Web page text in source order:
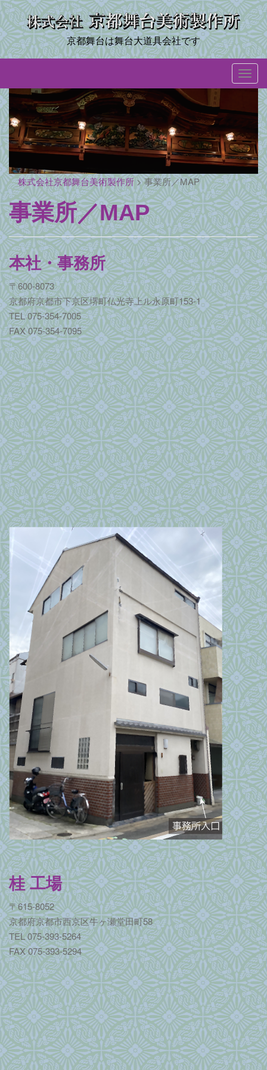
Skip
to
content
京都舞台は舞台大道具会社です
T
o
l
e
n
a
v
i
g
a
t
i
o
n
株式会社京都舞台美術製作所>事業所／MAP
事業所／MAP
本社・事務所
〒600-8073
京都府京都市下京区堺町仏光寺上ル永原町153-1
TEL 075-354-7005
FAX 075-354-7095
桂 工場
〒615-8052
京都府京都市西京区牛ヶ瀬堂田町58
TEL 075-393-5264
FAX 075-393-5294